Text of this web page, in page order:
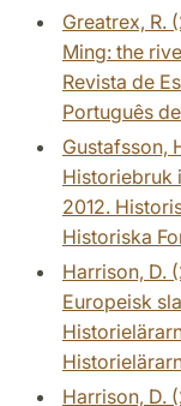
Greatrex, R.
Ming: the
Revista de
Português
Gustafsson,
Historiebruk
2012.
Historiska
Harrison, D.
Europeisk
Harrison, D.